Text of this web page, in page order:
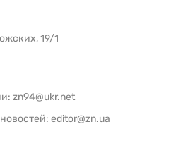
19/1
zn94@ukr.net
editor@zn.ua